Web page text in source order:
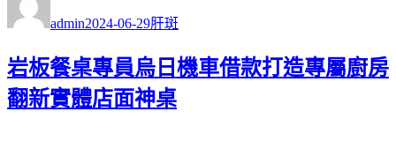
者
admin佈
期:
2024-06-29類
肝斑
岩板餐桌專員烏日機車借款打造專屬廚房
翻新實體店面神桌